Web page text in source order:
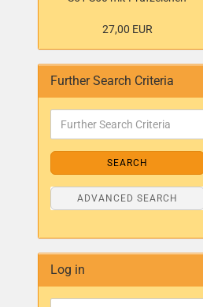
27,00 EUR
Further Search Criteria
SEARCH
ADVANCED SEARCH
Log in